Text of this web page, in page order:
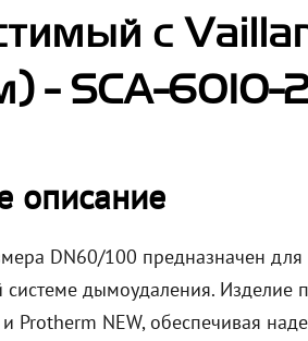
с
- SCA-6010-
описание
DN60/100 предназначен
дымоудаления. Изделие
NEW, обеспечивая